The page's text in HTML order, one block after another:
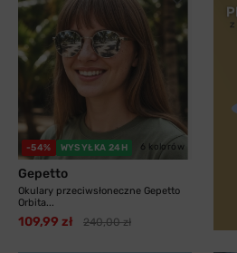
-54% WYSYŁKA 24H 6 kolorów
Gepetto
Okulary przeciwsłoneczne Gepetto
Orbita...
109,99 zł 240,00 zł